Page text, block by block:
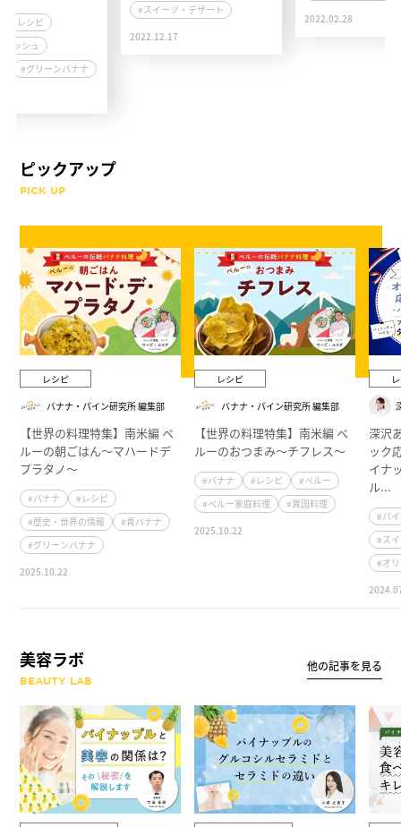
#レシピ
ィッシュ
#グリーンバナナ
#スイーツ・デザート
2022.12.17
2022.02.28
ピックアップ
PICK UP
レシピ
バナナ・パイン研究所 編集部
【世界の料理特集】南米編 ペ
ルーの朝ごはん～マハードデ
プラタノ～
#バナナ
#レシピ
#歴史・世界の情報
#青バナナ
#グリーンバナナ
2025.10.22
レシピ
バナナ・パイン研究所 編集部
【世界の料理特集】南米編 ペ
ルーのおつまみ～チフレス～
#バナナ #レシピ
#ペルー
#ペルー家庭料理
#異国料理
2025.10.22
深沢
ック
イナ
ル...
#パ
#ス
#オ
美容ラボ
BEAUTY LAB
他の記事を見る